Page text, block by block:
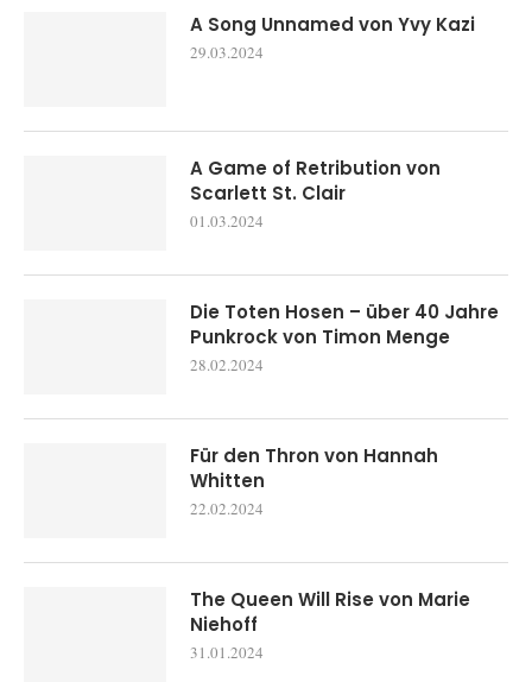
A Song Unnamed von Yvy Kazi
29.03.2024
A Game of Retribution von
Scarlett St. Clair
01.03.2024
Die Toten Hosen – über 40 Jahre
Punkrock von Timon Menge
28.02.2024
Für den Thron von Hannah
Whitten
22.02.2024
The Queen Will Rise von Marie
Niehoff
31.01.2024